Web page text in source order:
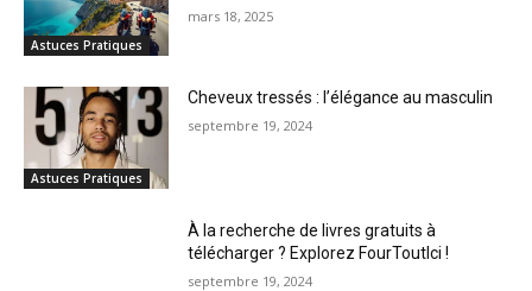
Astuces Pratiques
mars 18, 2025
Astuces Pratiques
Cheveux tressés : l’élégance au masculin
septembre 19, 2024
À la recherche de livres gratuits à
télécharger ? Explorez FourToutIci !
septembre 19, 2024